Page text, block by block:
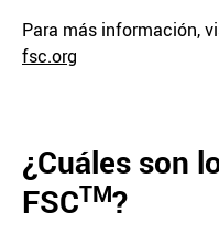
Para más información,
fsc.org
¿Cuáles son
FSCTM?